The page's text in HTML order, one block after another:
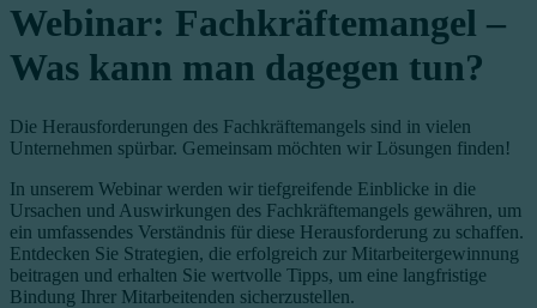
Webinar: Fachkräftemangel –
Was kann man dagegen tun?
Die Herausforderungen des Fachkräftemangels sind in vielen
Unternehmen spürbar. Gemeinsam möchten wir Lösungen finden!
In unserem Webinar werden wir tiefgreifende Einblicke in die
Ursachen und Auswirkungen des Fachkräftemangels gewähren, um
ein umfassendes Verständnis für diese Herausforderung zu schaffen.
Entdecken Sie Strategien, die erfolgreich zur Mitarbeitergewinnung
beitragen und erhalten Sie wertvolle Tipps, um eine langfristige
Bindung Ihrer Mitarbeitenden sicherzustellen.